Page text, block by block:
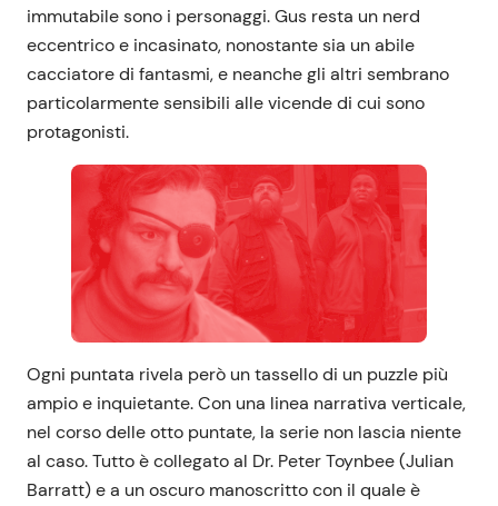
immutabile sono i personaggi. Gus resta un nerd
eccentrico e incasinato, nonostante sia un abile
cacciatore di fantasmi, e neanche gli altri sembrano
particolarmente sensibili alle vicende di cui sono
protagonisti.
Ogni puntata rivela però un tassello di un puzzle più
ampio e inquietante. Con una linea narrativa verticale,
nel corso delle otto puntate, la serie non lascia niente
al caso. Tutto è collegato al Dr. Peter Toynbee (Julian
Barratt) e a un oscuro manoscritto con il quale è